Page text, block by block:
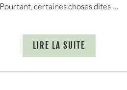
Pourtant, certaines choses dites …
LIRE LA SUITE